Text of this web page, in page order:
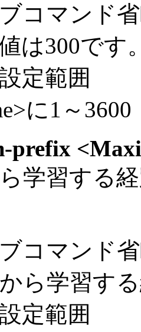
コマンド
は300です
定範囲
に1～
prefix
学習する
コマンド
ら学習す
定範囲